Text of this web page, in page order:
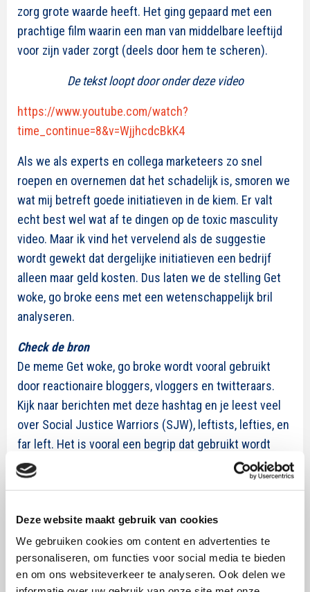
Deze website maakt gebruik van cookies
We gebruiken cookies om content en advertenties te
personaliseren, om functies voor social media te bieden
en om ons websiteverkeer te analyseren. Ook delen we
zorg grote waarde heeft. Het ging gepaard met een
prachtige film waarin een man van middelbare leeftijd
voor zijn vader zorgt (deels door hem te scheren).
De tekst loopt door onder deze video
https://www.youtube.com/watch?
time_continue=8&v=WjjhcdcBkK4
Als we als experts en collega marketeers zo snel
roepen en overnemen dat het schadelijk is, smoren we
wat mij betreft goede initiatieven in de kiem. Er valt
echt best wel wat af te dingen op de toxic masculity
video. Maar ik vind het vervelend als de suggestie
wordt gewekt dat dergelijke initiatieven een bedrijf
alleen maar geld kosten. Dus laten we de stelling Get
woke, go broke eens met een wetenschappelijk bril
analyseren.
Check de bron
De meme Get woke, go broke wordt vooral gebruikt
door reactionaire bloggers, vloggers en twitteraars.
Kijk naar berichten met deze hashtag en je leest veel
over Social Justice Warriors (SJW), leftists, lefties, en
far left. Het is vooral een begrip dat gebruikt wordt
door mensen die zich verzetten tegen meer diversiteit
in communicatie, films en games. Door reactionaire
De oorsprong is niet zo positief.
Correlatie is nog geen causaliteit
De claim is nooit goed onderbouwd. De voorbeelden